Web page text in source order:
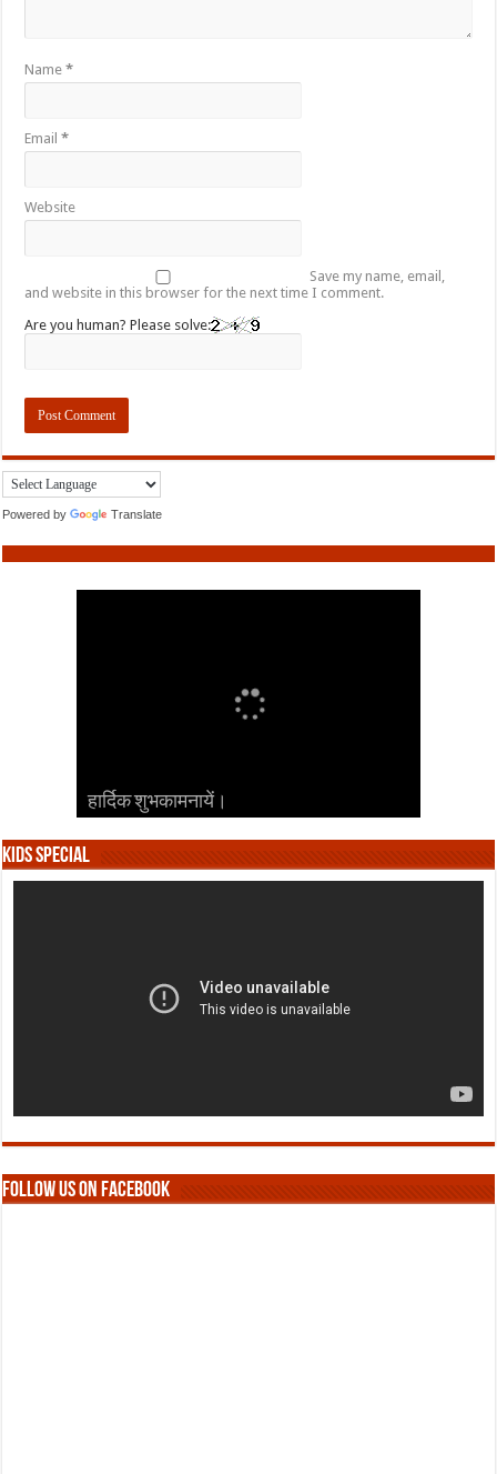
Name*
Email*
Website
Save my name, email,
and website in this browser for the next time I comment.
Are you human? Please solve:
Powered by Translate
हार्दिक शुभकामनायें।
हार्दिक शुभकामनायें।
हार्दिक शुभकामनायें।
हार्दिक शुभकामनायें।
हार्दिक शुभकामनायें।
Kids Special
Follow us on Facebook